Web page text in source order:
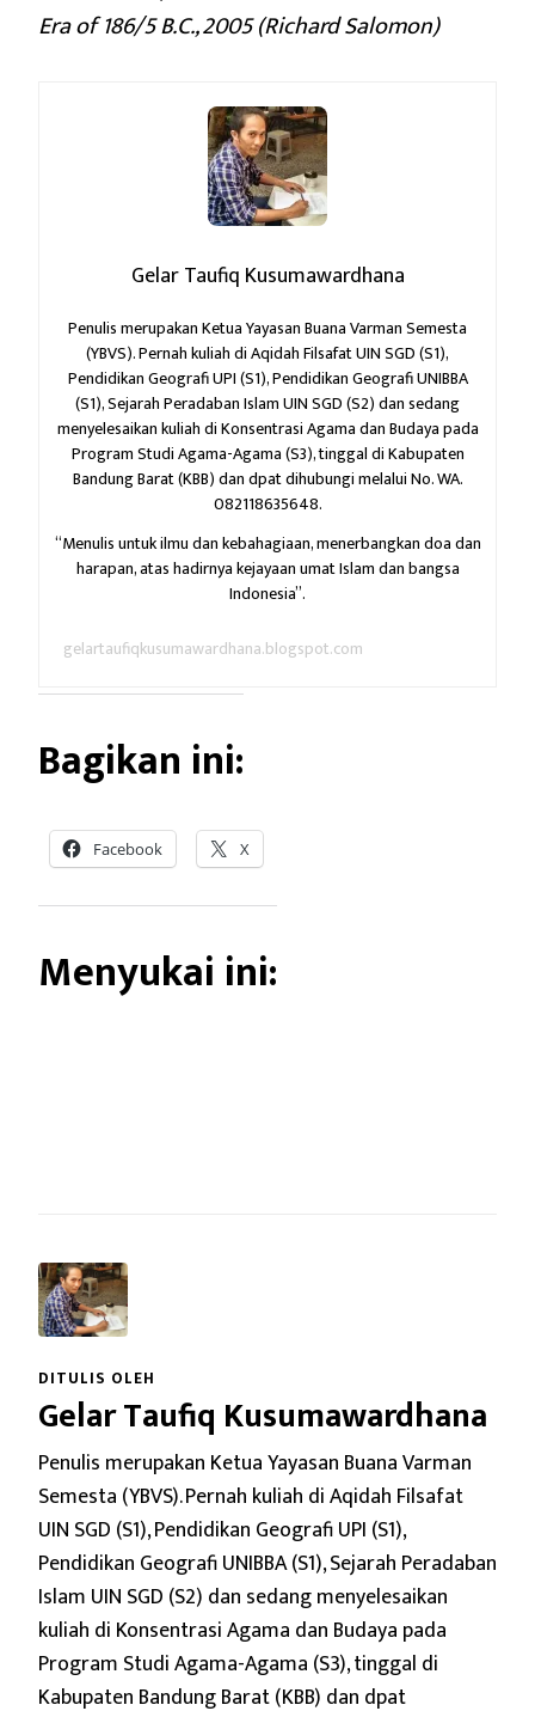
Era of 186/5 B.C., 2005 (Richard Salomon)
Gelar Taufiq Kusumawardhana
Penulis merupakan Ketua Yayasan Buana Varman Semesta
(YBVS). Pernah kuliah di Aqidah Filsafat UIN SGD (S1),
Pendidikan Geografi UPI (S1), Pendidikan Geografi UNIBBA
(S1), Sejarah Peradaban Islam UIN SGD (S2) dan sedang
menyelesaikan kuliah di Konsentrasi Agama dan Budaya pada
Program Studi Agama-Agama (S3), tinggal di Kabupaten
Bandung Barat (KBB) dan dpat dihubungi melalui No. WA.
082118635648.
“Menulis untuk ilmu dan kebahagiaan,menerbangkan doa dan
harapan,atas hadirnya kejayaan umat Islam dan bangsa
Indonesia”.
gelartaufiqkusumawardhana.blogspot.com
Bagikan ini:
Facebook X
Menyukai ini:
DITULIS OLEH
Gelar Taufiq Kusumawardhana
Penulis merupakan Ketua Yayasan Buana Varman
Semesta (YBVS). Pernah kuliah di Aqidah Filsafat
UIN SGD (S1), Pendidikan Geografi UPI (S1),
Pendidikan Geografi UNIBBA (S1), Sejarah Peradaban
Islam UIN SGD (S2) dan sedang menyelesaikan
kuliah di Konsentrasi Agama dan Budaya pada
Program Studi Agama-Agama (S3), tinggal di
Kabupaten Bandung Barat (KBB) dan dpat